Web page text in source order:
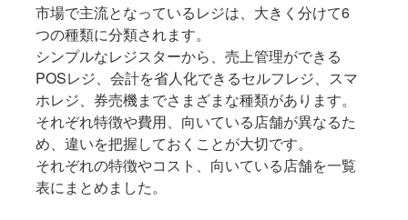
市場で主流となっているレジは、大きく分けて6
つの種類に分類されます。
シンプルなレジスターから、売上管理ができる
POSレジ、会計を省人化できるセルフレジ、スマ
ホレジ、券売機までさまざまな種類があります。
それぞれ特徴や費用、向いている店舗が異なるた
め、違いを把握しておくことが大切です。
それぞれの特徴やコスト、向いている店舗を一覧
表にまとめました。